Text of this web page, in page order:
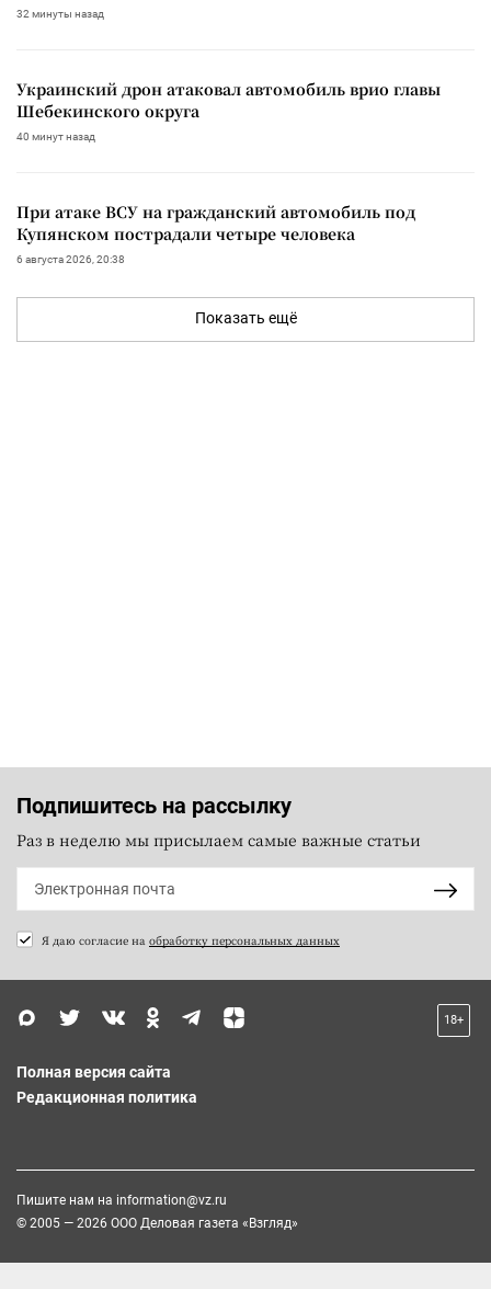
32 минуты назад
Украинский дрон атаковал автомобиль врио главы
Шебекинского округа
40 минут назад
При атаке ВСУ на гражданский автомобиль под
Купянском пострадали четыре человека
6 августа 2026, 20:38
Показать ещё
Подпишитесь на рассылку
Раз в неделю мы присылаем самые важные статьи
Я даю согласие на обработку персональных данных
18+
Полная версия сайта
Редакционная политика
Пишите нам на information@vz.ru
© 2005 — 2026 ООО Деловая газета «Взгляд»